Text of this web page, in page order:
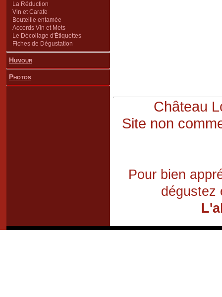
La Réduction
Vin et Carafe
Bouteille entamée
Accords Vin et Mets
Le Décollage d'Étiquettes
Fiches de Dégustation
Humour
Photos
Château
Site non
Pour bien
dégustez